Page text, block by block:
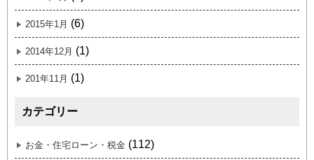
2015年1月 (6)
2014年12月 (1)
201年11月 (1)
カテゴリー
お金・住宅ローン・税金 (112)